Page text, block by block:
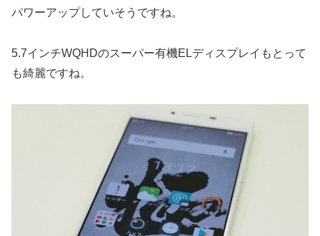
パワーアップしていそうですね。
5.7インチWQHDのスーパー有機ELディスプレイもとって
も綺麗ですね。